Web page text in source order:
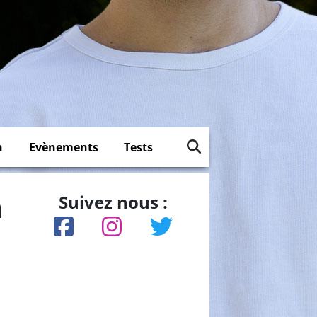
Evènements Tests
Suivez nous :